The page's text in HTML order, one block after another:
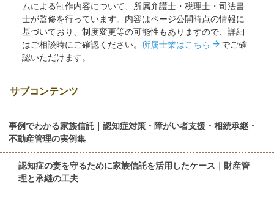
ムによる制作内容について、所属弁護士・税理士・司法書
士が監修を行っています。内容はページ公開時点の情報に
基づいており、制度変更等の可能性もありますので、詳細
はご相談時にご確認ください。 所属士業はこちら arrow_forward でご確
認いただけます。
サブコンテンツ
事例でわかる家族信託｜認知症対策・障がい者支援・相続承継・
不動産管理の実例集
認知症の妻を守るために家族信託を活用したケース｜財産管
理と承継の工夫